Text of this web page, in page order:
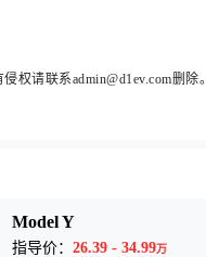
权请联系admin@d1ev.com删除。
Model Y
指导价： 26.39 - 34.99万